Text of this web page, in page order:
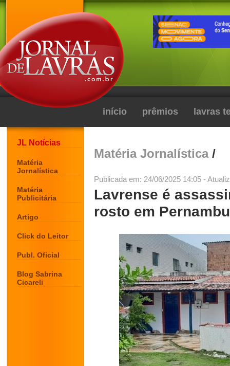
início prêmios lavras
JL Notícias
Matéria
Jornalística
Matéria
Publicitária
Artigo
Click do Leitor
Publ. Oficial
Blog Sabrina
Cicareli
Matéria Jornalística/
Publicada em: 24/06/2025 14:05 -
Lavrense é
rosto em